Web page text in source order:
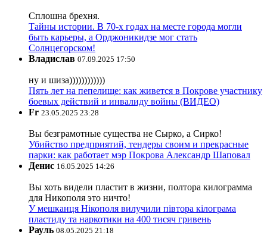
Сплошна брехня.
Тайны истории. В 70-х годах на месте города могли
быть карьеры, а Орджоникидзе мог стать
Солнцегорском!
Владислав 07.09.2025 17:50
ну и шиза))))))))))))
Пять лет на пепелище: как живется в Покрове участнику
боевых действий и инвалиду войны (ВИДЕО)
Fr 23.05.2025 23:28
Вы безграмотные существа не Сырко, а Сирко!
Убийство предприятий, тендеры своим и прекрасные
парки: как работает мэр Покрова Александр Шаповал
Денис 16.05.2025 14:26
Вы хоть видели пластит в жизни, полтора килограмма
для Никополя это ничто!
У мешканця Нікополя вилучили півтора кілограма
пластиду та наркотики на 400 тисяч гривень
Рауль 08.05.2025 21:18